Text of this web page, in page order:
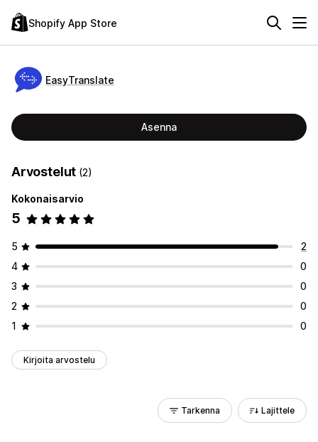
Shopify App Store
EasyTranslate
Asenna
Arvostelut (2)
Kokonaisarvio
5
5
2
4
0
3
0
2
0
1
0
Kirjoita arvostelu
Tarkenna Lajittele